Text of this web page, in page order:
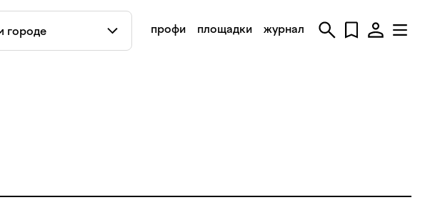
профи площадки журнал